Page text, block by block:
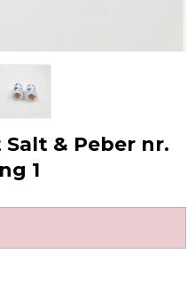
Salt & Peber nr.
1